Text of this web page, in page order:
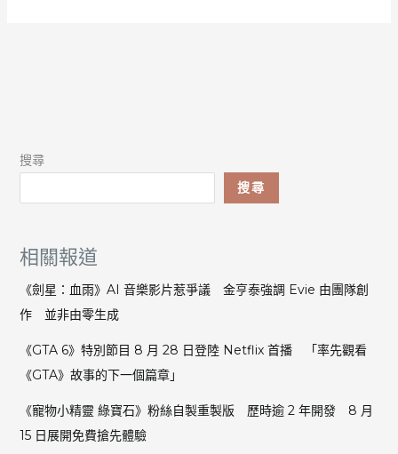
搜尋
搜尋
相關報道
《劍星：血雨》AI 音樂影片惹爭議 金亨泰強調 Evie 由團隊創
作 並非由零生成
《GTA 6》特別節目 8 月 28 日登陸 Netflix 首播 「率先觀看
《GTA》故事的下一個篇章」
《寵物小精靈 綠寶石》粉絲自製重製版 歷時逾 2 年開發 8 月
15 日展開免費搶先體驗